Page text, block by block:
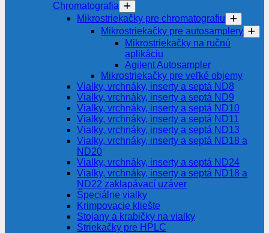
Chromatografia
Mikrostriekačky pre chromatografiu
Mikrostriekačky pre autosamplery
Mikrostriekačky na ručnú
aplikáciu
Agilent Autosampler
Mikrostriekačky pre veľké objemy
Vialky, vrchnáky, inserty a septá ND8
Vialky, vrchnáky, inserty a septá ND9
Vialky, vrchnáky, inserty a septá ND10
Vialky, vrchnáky, inserty a septá ND11
Vialky, vrchnáky, inserty a septá ND13
Vialky, vrchnáky, inserty a septá ND18 a
ND20
Vialky, vrchnáky, inserty a septá ND24
Vialky, vrchnáky, inserty a septá ND18 a
ND22 zaklapávací uzáver
Špeciálne vialky
Krimpovacie kliešte
Stojany a krabičky na vialky
Striekačky pre HPLC